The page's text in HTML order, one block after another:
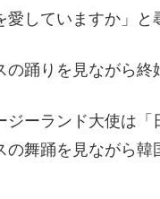
していますか」と
踊りを見ながら終
ジーランド大使は
の舞踊を見ながら